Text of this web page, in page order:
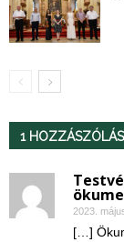
1 HOZZÁSZÓLÁS
2023.
[…]